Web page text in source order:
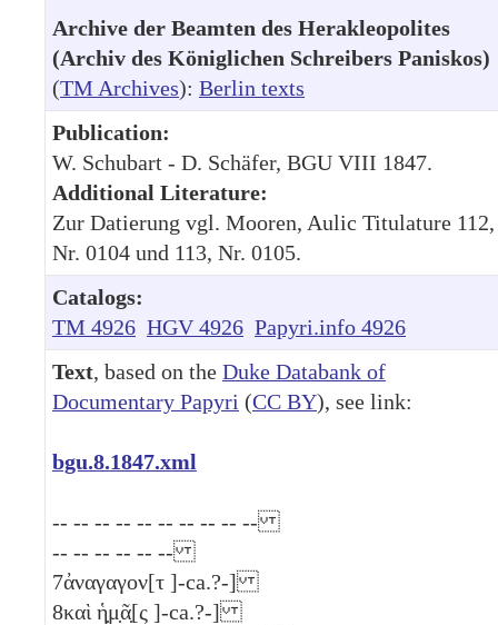
Archive der Beamten des Herakleopolites
(Archiv des Königlichen Schreibers Paniskos)
(TM Archives): Berlin texts
Publication:
W. Schubart - D. Schäfer, BGU VIII 1847.
Additional Literature:
Zur Datierung vgl. Mooren, Aulic Titulature 112,
Nr. 0104 und 113, Nr. 0105.
Catalogs:
TM 4926 HGV 4926 Papyri.info 4926
Text, based on the Duke Databank of
Documentary Papyri (CC BY), see link:
bgu.8.1847.xml
-- -- -- -- -- -- -- -- -- --
-- -- -- -- -- --
7ἀναγαγον[τ ]-ca.?-]
8καὶ ἡ̣μ̣ᾶ̣[ς ]-ca.?-]